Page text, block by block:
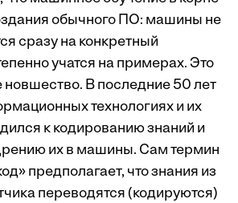
обычного ПО: машины не
сразу на конкретный
учатся на примерах. Это
новшество. В последние 50 лет
технологиях и их
к кодированию знаний и
их в машины. Сам термин
предполагает, что знания из
переводятся (кодируются)